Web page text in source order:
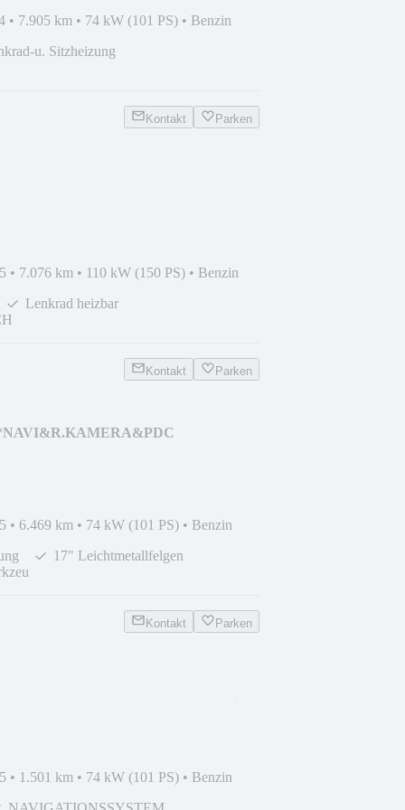
• 7.905 km • 74 kW (101 PS) • Benzin
u. Sitzheizung
Kontakt Parken
• 7.076 km • 110 kW (150 PS) • Benzin
Lenkrad heizbar
Kontakt Parken
• 6.469 km • 74 kW (101 PS) • Benzin
17" Leichtmetallfelgen
Kontakt Parken
• 1.501 km • 74 kW (101 PS) • Benzin